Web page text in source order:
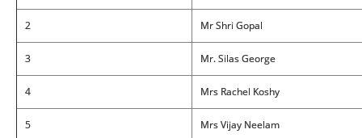
2 Mr Shri Gopal
3 Mr. Silas George
4 Mrs Rachel Koshy
5 Mrs Vijay Neelam